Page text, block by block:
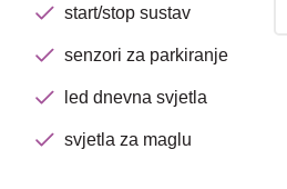
start/stop sustav
senzori za parkiranje
led dnevna svjetla
svjetla za maglu